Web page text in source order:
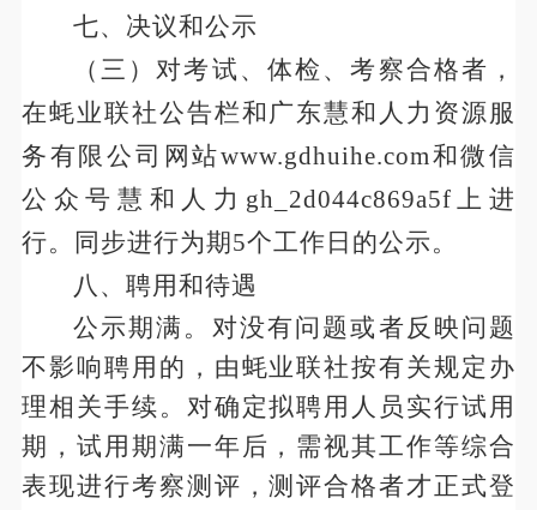
七、 决议和公示
（三）对考试、体检、考察合格者，
在蚝业联社公告栏和广东慧和人力资源服
务有限公司网站www.gdhuihe.com和微信
公众号慧和人力gh_2d044c869a5f 上进
行。同步进行为期5个工作日的公示。
八、 聘用和待遇
公示期满。对没有问题或者反映问题
不影响聘用的，由蚝业联社按有关规定办
理相关手续。对确定拟聘用人员实行试用
期，试用期满一年后，需视其工作等综合
表现进行考察测评，测评合格者才正式登